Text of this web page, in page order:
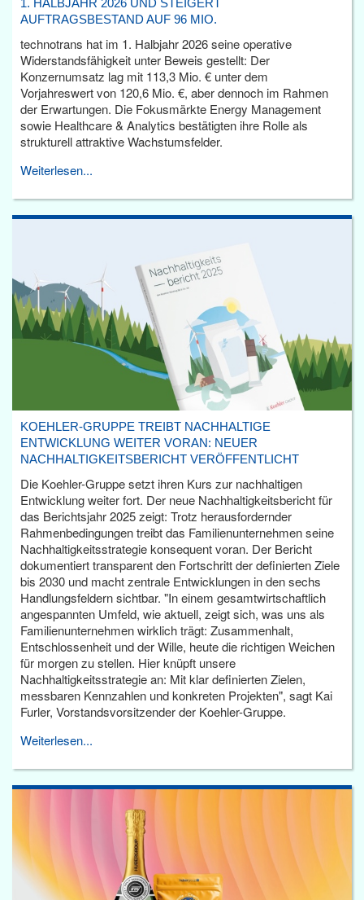
1. HALBJAHR 2026 UND STEIGERT
AUFTRAGSBESTAND AUF 96 MIO.
technotrans hat im 1. Halbjahr 2026 seine operative
Widerstandsfähigkeit unter Beweis gestellt: Der
Konzernumsatz lag mit 113,3 Mio. € unter dem
Vorjahreswert von 120,6 Mio. €, aber dennoch im Rahmen
der Erwartungen. Die Fokusmärkte Energy Management
sowie Healthcare & Analytics bestätigten ihre Rolle als
strukturell attraktive Wachstumsfelder.
Weiterlesen...
KOEHLER-GRUPPE TREIBT NACHHALTIGE
ENTWICKLUNG WEITER VORAN: NEUER
NACHHALTIGKEITSBERICHT VERÖFFENTLICHT
Die Koehler-Gruppe setzt ihren Kurs zur nachhaltigen
Entwicklung weiter fort. Der neue Nachhaltigkeitsbericht für
das Berichtsjahr 2025 zeigt: Trotz herausfordernder
Rahmenbedingungen treibt das Familienunternehmen seine
Nachhaltigkeitsstrategie konsequent voran. Der Bericht
dokumentiert transparent den Fortschritt der definierten Ziele
bis 2030 und macht zentrale Entwicklungen in den sechs
Handlungsfeldern sichtbar. "In einem gesamtwirtschaftlich
angespannten Umfeld, wie aktuell, zeigt sich, was uns als
Familienunternehmen wirklich trägt: Zusammenhalt,
Entschlossenheit und der Wille, heute die richtigen Weichen
für morgen zu stellen. Hier knüpft unsere
Nachhaltigkeitsstrategie an: Mit klar definierten Zielen,
messbaren Kennzahlen und konkreten Projekten", sagt Kai
Furler, Vorstandsvorsitzender der Koehler-Gruppe.
Weiterlesen...